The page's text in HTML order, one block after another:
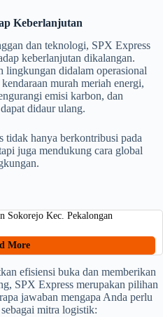
Keberlanjutan
dan teknologi, SPX Express
keberlanjutan dikalangan.
lingkungan didalam operasional
murah meriah energi,
emisi karbon, dan
didaur ulang.
tidak hanya berkontribusi pada
juga mendukung cara global
Sokorejo Kec. Pekalongan
More
efisiensi buka dan memberikan
SPX Express merupakan pilihan
jawaban mengapa Anda perlu
mitra logistik: